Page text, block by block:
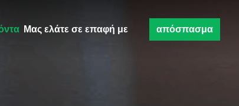
Μας ελάτε σε επαφή με απόσπασμα